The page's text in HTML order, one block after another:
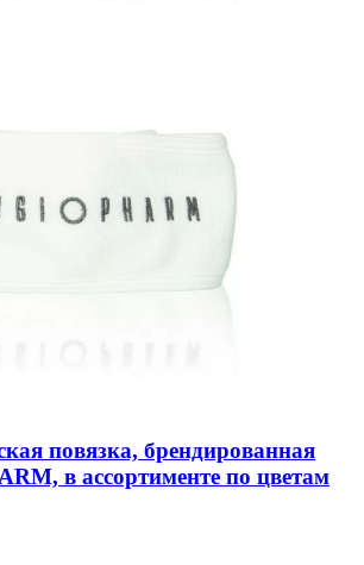
повязка, брендированная
в ассортименте по цветам